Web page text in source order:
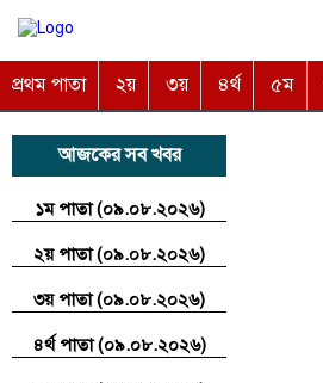
প্রথম পাতা ২য় ৩য় ৪র্থ ৫ম
আজকের সব খবর
১ম পাতা (০৯.০৮.২০২৬)
২য় পাতা (০৯.০৮.২০২৬)
৩য় পাতা (০৯.০৮.২০২৬)
৪র্থ পাতা (০৯.০৮.২০২৬)